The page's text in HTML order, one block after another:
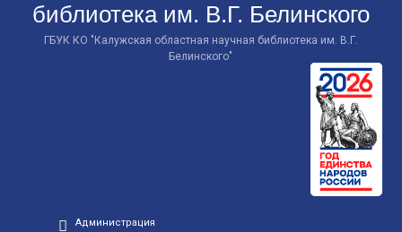
библиотека им. В.Г. Белинского
ГБУК КО "Калужская областная научная библиотека им. В.Г.
Белинского"
Администрация